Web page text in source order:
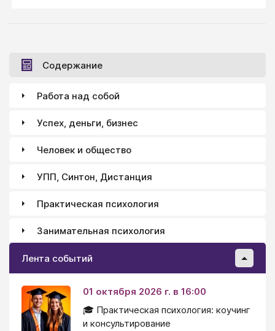
Содержание
Работа над собой
Успех, деньги, бизнес
Человек и общество
УПП, Синтон, Дистанция
Практическая психология
Занимательная психология
Лента событий
01 октября 2026 г. в 16:00
🎓 Практическая психология: коучинг
и консультирование